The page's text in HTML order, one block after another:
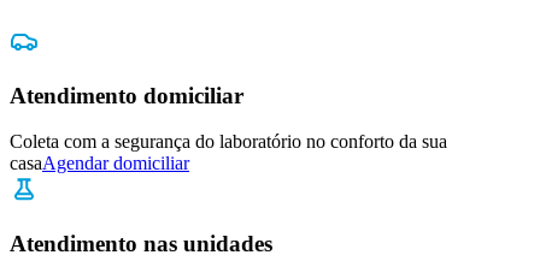
Atendimento domiciliar
Coleta com a segurança do laboratório no conforto da sua
casaAgendar domiciliar
Atendimento nas unidades